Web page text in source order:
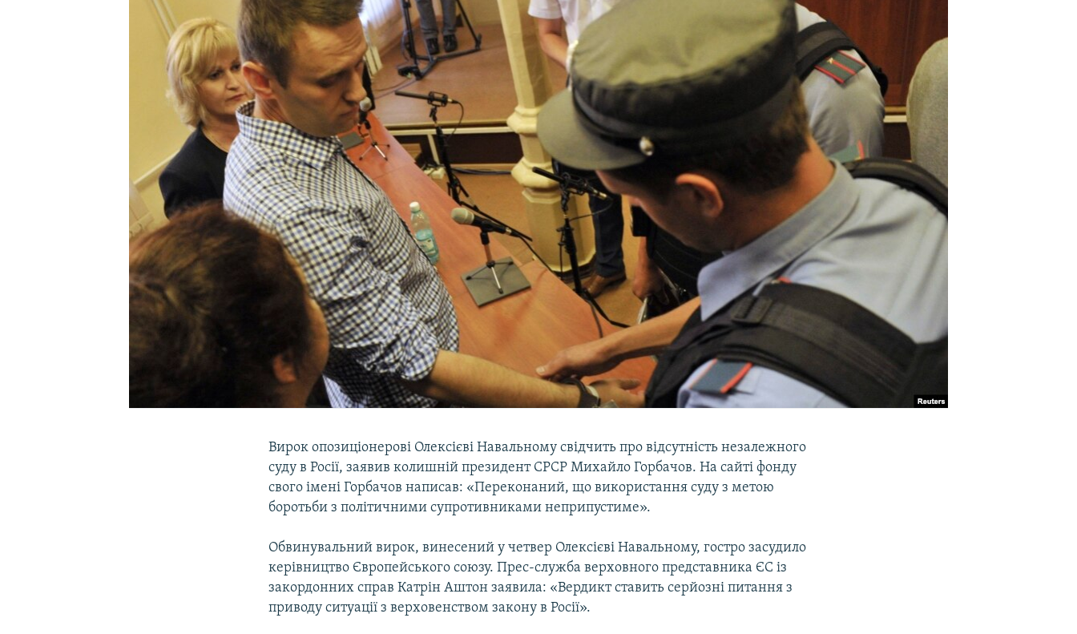
УКРАЇНСЬКА ПРОБЛЕМА КРИМУ
Вирок опозиціонерові Олексієві Навальному свідчить про відсутність незалежного
суду в Росії, заявив колишній президент СРСР Михайло Горбачов. На сайті фонду
свого імені Горбачов написав: «Переконаний, що використання суду з метою
боротьби з політичними супротивниками неприпустиме».
Обвинувальний вирок, винесений у четвер Олексієві Навальному, гостро засудило
керівництво Європейського союзу. Прес-служба верховного представника ЄС із
закордонних справ Катрін Аштон заявила: «Вердикт ставить серйозні питання з
приводу ситуації з верховенством закону в Росії».